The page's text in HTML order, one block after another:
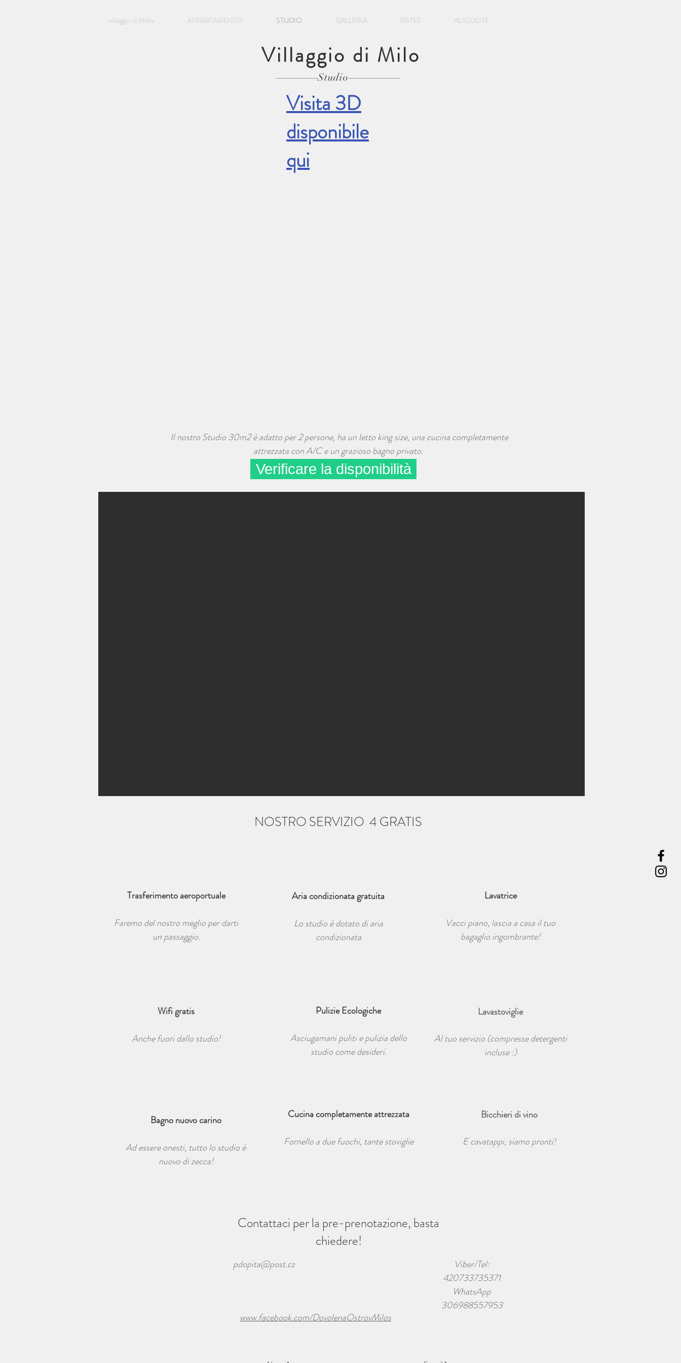
villaggio di Milos APPARTAMENTO STUDIO GALLERIA RATES ALIQUOTE
Villaggio di Milo
Studio
Visita 3D
disponibile
qui
Il nostro Studio 30m2 è adatto per 2 persone, ha un letto king size, una cucina completamente
attrezzata con A/C e un grazioso bagno privato.
Verificare la disponibilità
NOSTRO SERVIZIO 4 GRATIS
Trasferimento aeroportuale
Faremo del nostro meglio per darti
un passaggio.
Aria condizionata gratuita
Lo studio è dotato di aria
condizionata
Lavatrice
Vacci piano, lascia a casa il tuo
bagaglio ingombrante!
Wifi gratis
Anche fuori dallo studio!
Bagno nuovo carino
Ad essere onesti, tutto lo studio è
nuovo di zecca!
Pulizie Ecologiche
Asciugamani puliti e pulizia dello
studio come desideri.
Cucina completamente attrezzata
Fornello a due fuochi, tante stoviglie
Lavastoviglie
Al tuo servizio (compresse detergenti
incluse :)
Bicchieri di vino
E cavatappi, siamo pronti!
Contattaci per la pre-prenotazione, basta
chiedere!
pdopita@post.cz
www.facebook.com/DovolenaOstrovMilos
Viber/Tel:
420733735371
WhatsApp
306988557953